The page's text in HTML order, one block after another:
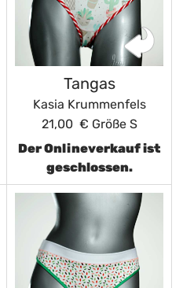
Tangas
Kasia Krummenfels
21,00 € Größe S
Der Onlineverkauf ist
geschlossen.